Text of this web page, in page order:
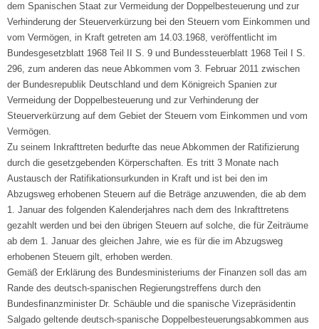
dem Spanischen Staat zur Vermeidung der Doppelbesteuerung und zur
Verhinderung der Steuerverkürzung bei den Steuern vom Einkommen und
vom Vermögen, in Kraft getreten am 14.03.1968, veröffentlicht im
Bundesgesetzblatt 1968 Teil II S. 9 und Bundessteuerblatt 1968 Teil I S.
296, zum anderen das neue Abkommen vom 3. Februar 2011 zwischen
der Bundesrepublik Deutschland und dem Königreich Spanien zur
Vermeidung der Doppelbesteuerung und zur Verhinderung der
Steuerverkürzung auf dem Gebiet der Steuern vom Einkommen und vom
Vermögen.
Zu seinem Inkrafttreten bedurfte das neue Abkommen der Ratifizierung
durch die gesetzgebenden Körperschaften. Es tritt 3 Monate nach
Austausch der Ratifikationsurkunden in Kraft und ist bei den im
Abzugsweg erhobenen Steuern auf die Beträge anzuwenden, die ab dem
1. Januar des folgenden Kalenderjahres nach dem des Inkrafttretens
gezahlt werden und bei den übrigen Steuern auf solche, die für Zeiträume
ab dem 1. Januar des gleichen Jahre, wie es für die im Abzugsweg
erhobenen Steuern gilt, erhoben werden.
Gemäß der Erklärung des Bundesministeriums der Finanzen soll das am
Rande des deutsch-spanischen Regierungstreffens durch den
Bundesfinanzminister Dr. Schäuble und die spanische Vizepräsidentin
Salgado geltende deutsch-spanische Doppelbesteuerungsabkommen aus